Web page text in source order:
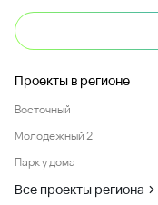
Проекты в регионе
Восточный
Молодежный 2
Парк у дома
Все проекты региона